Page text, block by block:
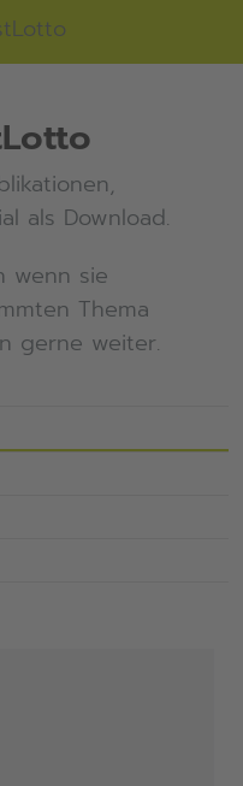
als Download.
wenn sie
Thema
gerne weiter.